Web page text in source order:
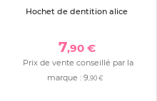
Hochet de dentition alice
7,90 €
Prix de vente conseillé par la
marque :9,90 €